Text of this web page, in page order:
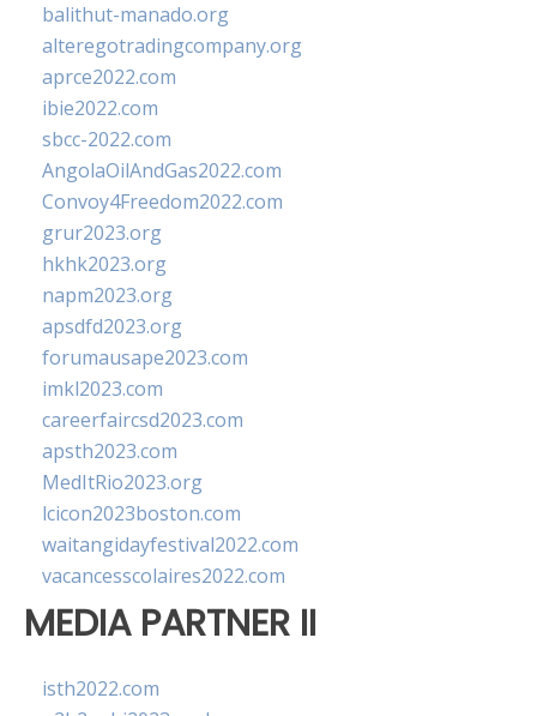
balithut-manado.org
alteregotradingcompany.org
aprce2022.com
ibie2022.com
sbcc-2022.com
AngolaOilAndGas2022.com
Convoy4Freedom2022.com
grur2023.org
hkhk2023.org
napm2023.org
apsdfd2023.org
forumausape2023.com
imkl2023.com
careerfaircsd2023.com
apsth2023.com
MedItRio2023.org
lcicon2023boston.com
waitangidayfestival2022.com
vacancesscolaires2022.com
MEDIA PARTNER II
isth2022.com